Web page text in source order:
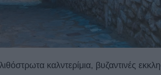
καλντερίμια, βυζαντινές